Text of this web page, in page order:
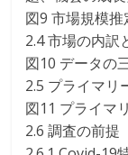
図9 市場規模
2.4 市場の内訳
図10 データの
2.5 プライマリ
図11 プライマ
2.6 調査の前提